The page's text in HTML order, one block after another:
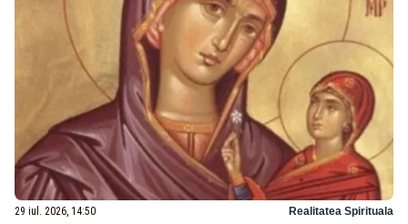
29 iul. 2026, 14:50 Realitatea Spirituala